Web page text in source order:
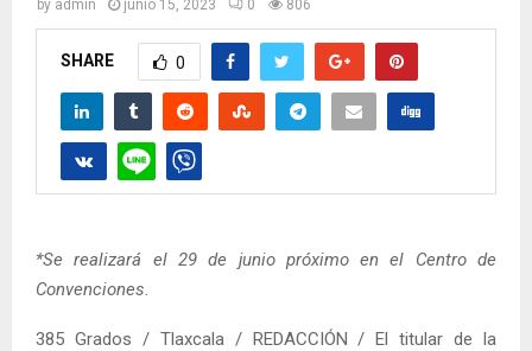
by admin junio 15, 2023 0 806
SHARE 0
*Se realizará el 29 de junio próximo en el Centro de
Convenciones.
385 Grados / Tlaxcala / REDACCIÓN / El titular de la